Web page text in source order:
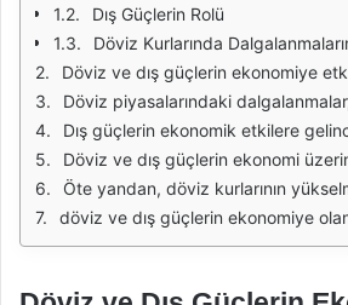
Dış Güçlerin Rolü
Döviz Kurlarında
Döviz ve dış güçlerin ekonomiye etkisi, modern ekonomik sistemlerin en önemli bileşenlerinden biridir. Döviz kurları, bir ülkenin ekonomik sağlığını yansıtan önemli göstergelerden biridir. Yüksek döviz kurları, ithalat maliyetlerini artırırken, ihracatın rekabetçiliğini de etkileyebilir. Özellikle gelişmekte olan ülkelerde, döviz
Döviz piyasalarındaki dalgalanmalar, yatırımcıların güvenini de etkiler. Yabancı yatırımcılar, döviz kurundaki belirsizlik nedeniyle bir ülkeye yatırım yapmaktan kaçınabilirler. Bu durum, doğrudan yabancı yatırımlarda düşüşe yol açabilir ve ülkenin ekonomik büyüme potansiyelini
Dış güçlerin ekonomik etkilere gelince, uluslararası ticaret politikaları, ülkelerin ekonomik dengelerini etkileyebilir. Örneğin, ticaret savaşları veya ekonomik yaptırımlar, bir ülkenin ihracatını ve dolayısıyla büyümesini olumsuz etkileyebilir. Bu tür dışsal faktörler, yerel ekonominin dinamiklerini
Döviz ve dış güçlerin ekonomi üzerindeki etkilerini azaltmak amacıyla, ülkeler genellikle mali ve para politikalarını yeniden gözden geçirirler. Merkez bankaları, döviz kurlarını stabilize etmek için döviz rezervlerini kullanabilir. Ayrıca, hükümetler, yerli üretimi teşvik ederek döviz bağımlılığını
Öte yandan, döviz kurlarının yükselmesi, ihracatçı sektörler için bir fırsat yaratabilir. İhracatçı firmalar, döviz cinsinden kazanç elde ettiklerinde, döviz kurundaki artıştan fayda sağlayabilirler. Bu durum, ihracatın artmasına ve ülke ekonomisinin
döviz ve dış güçlerin ekonomiye olan etkileri karmaşık ve çok yönlüdür. Ekonomik politikalar, döviz kurlarının ve dış güçlerin olumsuz etkilerini minimize etmek için sürekli olarak gözden geçirilmelidir. Ayrıca, döviz kurlarındaki dalgalanmaların yanı sıra, dış